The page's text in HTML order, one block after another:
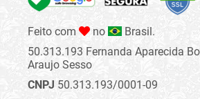
Feito com no
Brasil.
50.313.193 Fernanda Aparecida
Araujo Sesso
CNPJ 50.313.193/0001-09